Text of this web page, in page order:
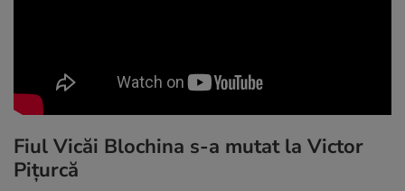
Fiul Vicăi Blochina s-a mutat la Victor
Pițurcă